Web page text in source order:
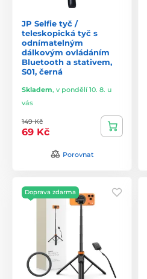
JP Selfie tyč /
teleskopická tyč s
odnímatelným
dálkovým ovládáním
Bluetooth a stativem,
S01, černá
Skladem, v pondělí 10. 8. u
vás
149 Kč
69 Kč
Porovnat
Doprava zdarma